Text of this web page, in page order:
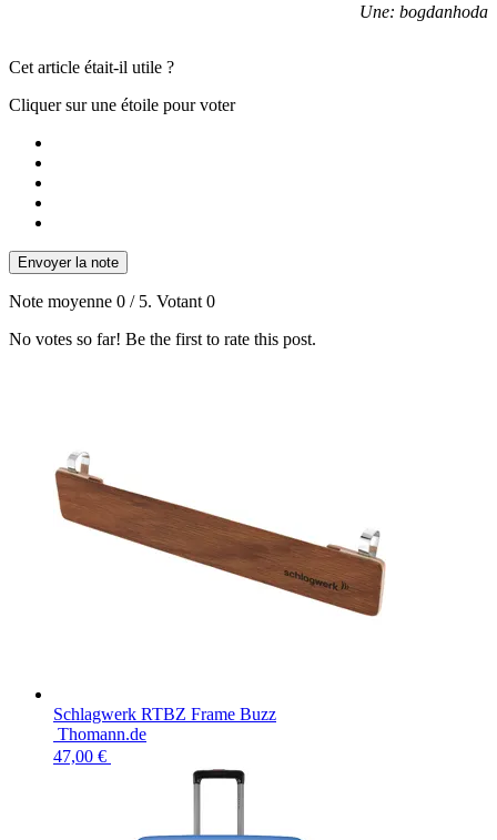
Une: bogdanhoda
Cet article était-il utile ?
Cliquer sur une étoile pour voter
Envoyer la note
Note moyenne 0 / 5. Votant 0
No votes so far! Be the first to rate this post.
Schlagwerk RTBZ Frame Buzz
Thomann.de
47,00 €